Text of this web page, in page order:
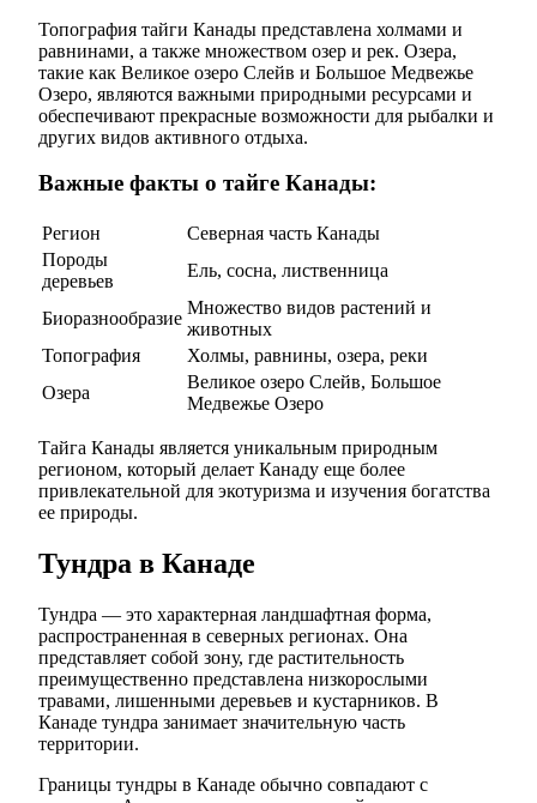
Топография тайги Канады представлена холмами и
равнинами, а также множеством озер и рек. Озера,
такие как Великое озеро Слейв и Большое Медвежье
Озеро, являются важными природными ресурсами и
обеспечивают прекрасные возможности для рыбалки и
других видов активного отдыха.
Важные факты о тайге Канады:
Регион
Северная часть Канады
Породы
деревьев
Ель, сосна, лиственница
Биоразнообразие
Множество видов растений и
животных
Топография
Холмы, равнины, озера, реки
Озера
Великое озеро Слейв, Большое
Медвежье Озеро
Тайга Канады является уникальным природным
регионом, который делает Канаду еще более
привлекательной для экотуризма и изучения богатства
ее природы.
Тундра в Канаде
Тундра — это характерная ландшафтная форма,
распространенная в северных регионах. Она
представляет собой зону, где растительность
преимущественно представлена низкорослыми
травами, лишенными деревьев и кустарников. В
Канаде тундра занимает значительную часть
территории.
Границы тундры в Канаде обычно совпадают с